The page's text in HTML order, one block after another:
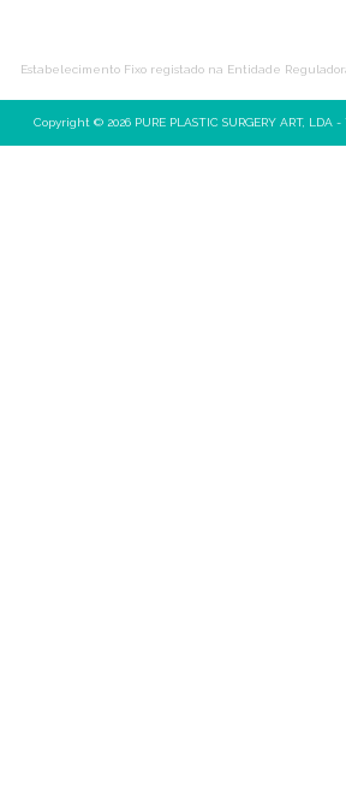
Estabelecimento Fixo registado na Entidade
Copyright © 2026 PURE PLASTIC SURGERY ART, LDA